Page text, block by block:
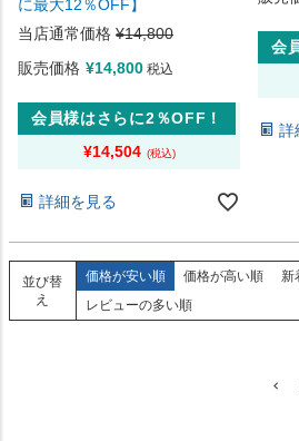
に最大12％OFF】
当店通常価格 ¥14,800
販売価格 ¥14,800 税込
会員様はさらに2％OFF！
¥14,504
詳細を見る
会
詳
並び替
え
価格が安い順 価格が高い順 新
レビューの多い順